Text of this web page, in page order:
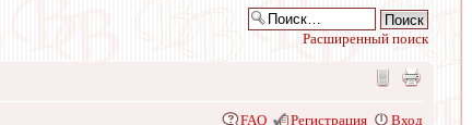
Расширенный поиск
FAQ Регистрация Вход